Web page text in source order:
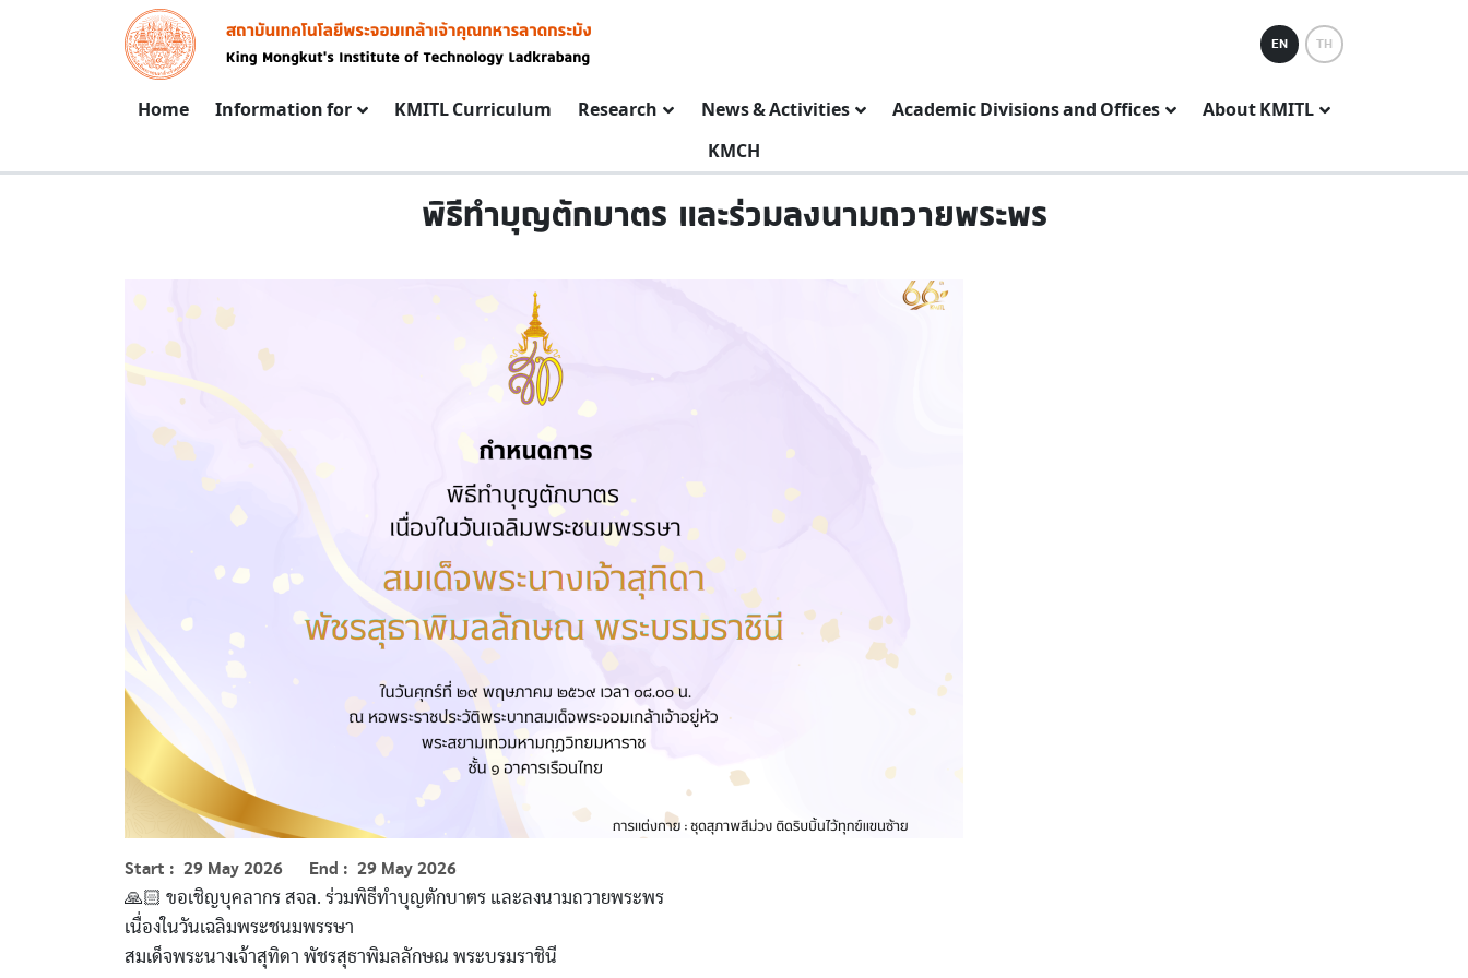
Skip to main content
Image
EN TH
Main navigation
Home Information for KMITL Curriculum Research News & Activities Academic Divisions and Offices
About KMITL
KMCH
พิธีทำบุญตักบาตร และร่วมลงนามถวายพระพร
Start 29 May 2026 End 29 May 2026
🙏🏻 ขอเชิญบุคลากร สจล. ร่วมพิธีทำบุญตักบาตร และลงนามถวายพระพร
เนื่องในวันเฉลิมพระชนมพรรษา
สมเด็จพระนางเจ้าสุทิดา พัชรสุธาพิมลลักษณ พระบรมราชินี